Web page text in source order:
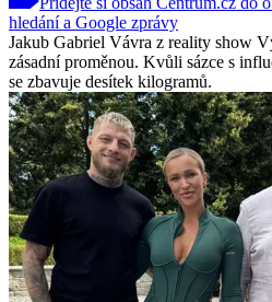
hledání a Google zprávy
Jakub Gabriel Vávra z reality show
zásadní proměnou. Kvůli sázce s
se zbavuje desítek kilogramů.